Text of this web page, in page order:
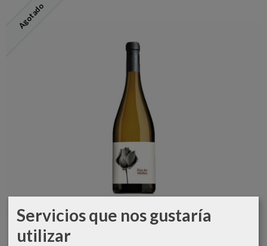
Agotado
Servicios que nos gustaría
utilizar